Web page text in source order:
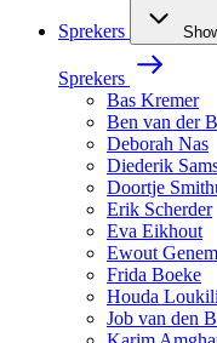
Sprekers
Sprekers
Bas Kremer
Ben van der
Deborah Nas
Diederik
Doortje
Erik Scherder
Eva Eikhout
Ewout
Frida Boeke
Houda Loukili
Job van den